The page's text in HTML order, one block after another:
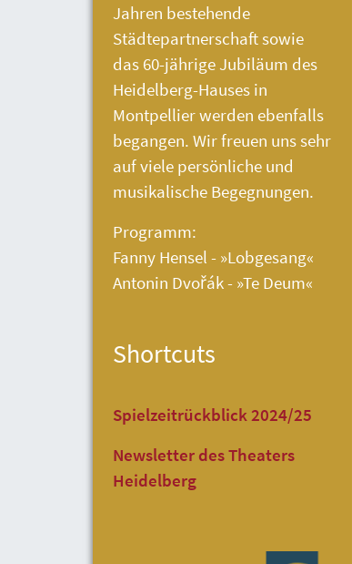
Jahren bestehende
Städtepartnerschaft sowie
das 60-jährige Jubiläum des
Heidelberg-Hauses in
Montpellier werden ebenfalls
begangen. Wir freuen uns sehr
auf viele persönliche und
musikalische Begegnungen.
Programm:
Fanny Hensel - »Lobgesang«
Antonin Dvořák - »Te Deum«
Shortcuts
Spielzeitrückblick 2024/25
Newsletter des Theaters
Heidelberg